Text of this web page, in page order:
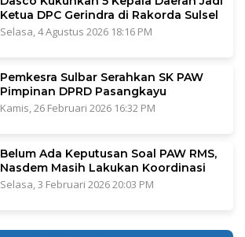
Ketua DPC Gerindra di Rakorda Sulsel
Selasa, 4 Agustus 2026 18:16 PM
Pemkesra Sulbar Serahkan SK PAW
Pimpinan DPRD Pasangkayu
Kamis, 26 Februari 2026 16:32 PM
Belum Ada Keputusan Soal PAW RMS,
Nasdem Masih Lakukan Koordinasi
Selasa, 3 Februari 2026 20:03 PM